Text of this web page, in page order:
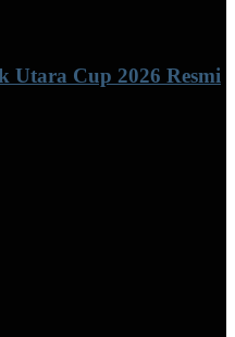
Utara Cup 2026 Resmi